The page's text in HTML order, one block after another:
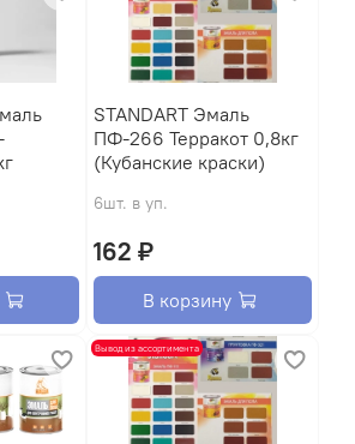
STANDART Эмаль
ПФ-266 Терракот 0,8кг
(Кубанские краски)
6шт. в уп.
162 ₽
В корзину
Вывод из ассортимента